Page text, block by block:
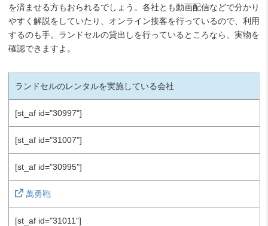
を済ませる方もおられるでしょう。各社とも動画配信などで分かり
やすく解説をしていたり、オンライン接客を行っているので、利用
するのも手。ランドセルの貸出しを行っているところなら、実物を
確認できますよ。
ランドセルのレンタルを実施している会社
[st_af id="30997"]
[st_af id="31007"]
[st_af id="30995"]
萬勇鞄
[st_af id="31011"]